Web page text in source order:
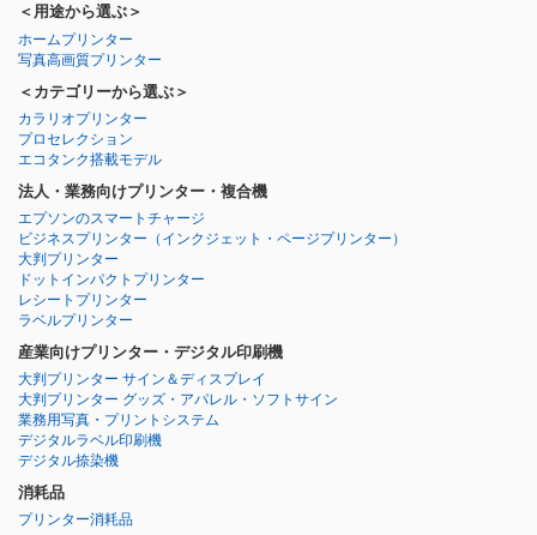
＜用途から選ぶ＞
ホームプリンター
写真高画質プリンター
＜カテゴリーから選ぶ＞
カラリオプリンター
プロセレクション
エコタンク搭載モデル
法人・業務向けプリンター・複合機
エプソンのスマートチャージ
ビジネスプリンター （インクジェット・ページプリンター）
大判プリンター
ドットインパクトプリンター
レシートプリンター
ラベルプリンター
産業向けプリンター・デジタル印刷機
大判プリンター サイン＆ディスプレイ
大判プリンター グッズ・アパレル・ソフトサイン
業務用写真・プリントシステム
デジタルラベル印刷機
デジタル捺染機
消耗品
プリンター消耗品